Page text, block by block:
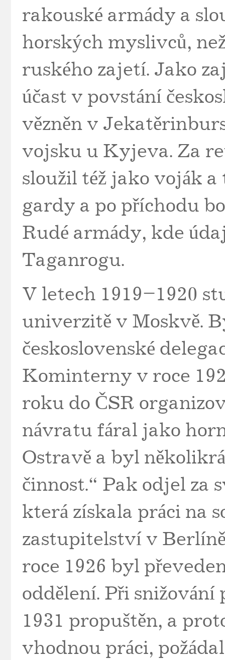
rakouské armády a
horských myslivců,
ruského zajetí. Jako
účast v povstání
vězněn v
vojsku u Kyjeva. Za
sloužil též jako voják
gardy a po příchodu
Rudé armády, kde
Taganrogu.
V letech 1919–1920
univerzitě v Moskvě.
československé
Kominterny v roce
roku do ČSR
návratu fáral jako
Ostravě a byl
činnost.“ Pak odjel za
která získala práci na
zastupitelství v
roce 1926 byl
oddělení. Při
1931 propuštěn, a
vhodnou práci,